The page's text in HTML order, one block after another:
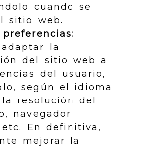
cuando se
sitio web.
la
del sitio web a
del usuario,
según el idioma
resolución del
navegador
En definitiva,
mejorar la